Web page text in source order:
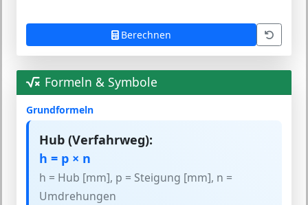
Berechnen
Formeln & Symbole
Grundformeln
Hub (Verfahrweg):
h = p × n
h = Hub [mm], p = Steigung [mm], n =
Umdrehungen